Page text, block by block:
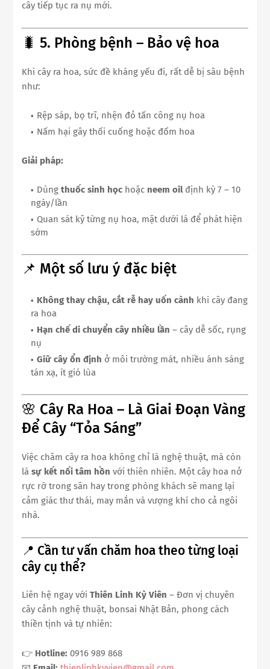
cây tiếp tục ra nụ mới.
🐛 5. Phòng bệnh – Bảo vệ hoa
Khi cây ra hoa, sức đề kháng yếu đi, rất dễ bị sâu bệnh
như:
Rệp sáp, bọ trĩ, nhện đỏ tấn công nụ hoa
Nấm hại gây thối cuống hoặc đốm hoa
Giải pháp:
Dùng thuốc sinh học hoặc neem oilđịnh kỳ 7 – 10
ngày/lần
Quan sát kỹ từng nụ hoa, mặt dưới lá để phát hiện
sớm
📌 Một số lưu ý đặc biệt
Không thay chậu, cắt rễ hay uốn cành khi cây đang
ra hoa
Hạn chế di chuyển cây nhiều lần – cây dễ sốc, rụng
nụ
Giữ cây ổn định ở môi trường mát, nhiều ánh sáng
tán xạ, ít gió lùa
🌸 Cây Ra Hoa – Là Giai Đoạn Vàng
Để Cây “Tỏa Sáng”
Việc chăm cây ra hoa không chỉ là nghệ thuật, mà còn
là sự kết nối tâm hồn với thiên nhiên. Một cây hoa nở
rực rỡ trong sân hay trong phòng khách sẽ mang lại
cảm giác thư thái, may mắn và vượng khí cho cả ngôi
nhà.
📍 Cần tư vấn chăm hoa theo từng loại
cây cụ thể?
Liên hệ ngay với Thiên Linh Kỳ Viên – Đơn vị chuyên
cây cảnh nghệ thuật, bonsai Nhật Bản, phong cách
thiền tịnh và tự nhiên:
👉 Hotline: 0916 989 868